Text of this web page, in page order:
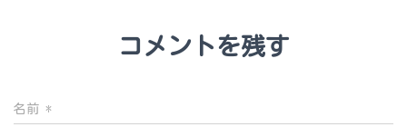
コメントを残す
名前 *